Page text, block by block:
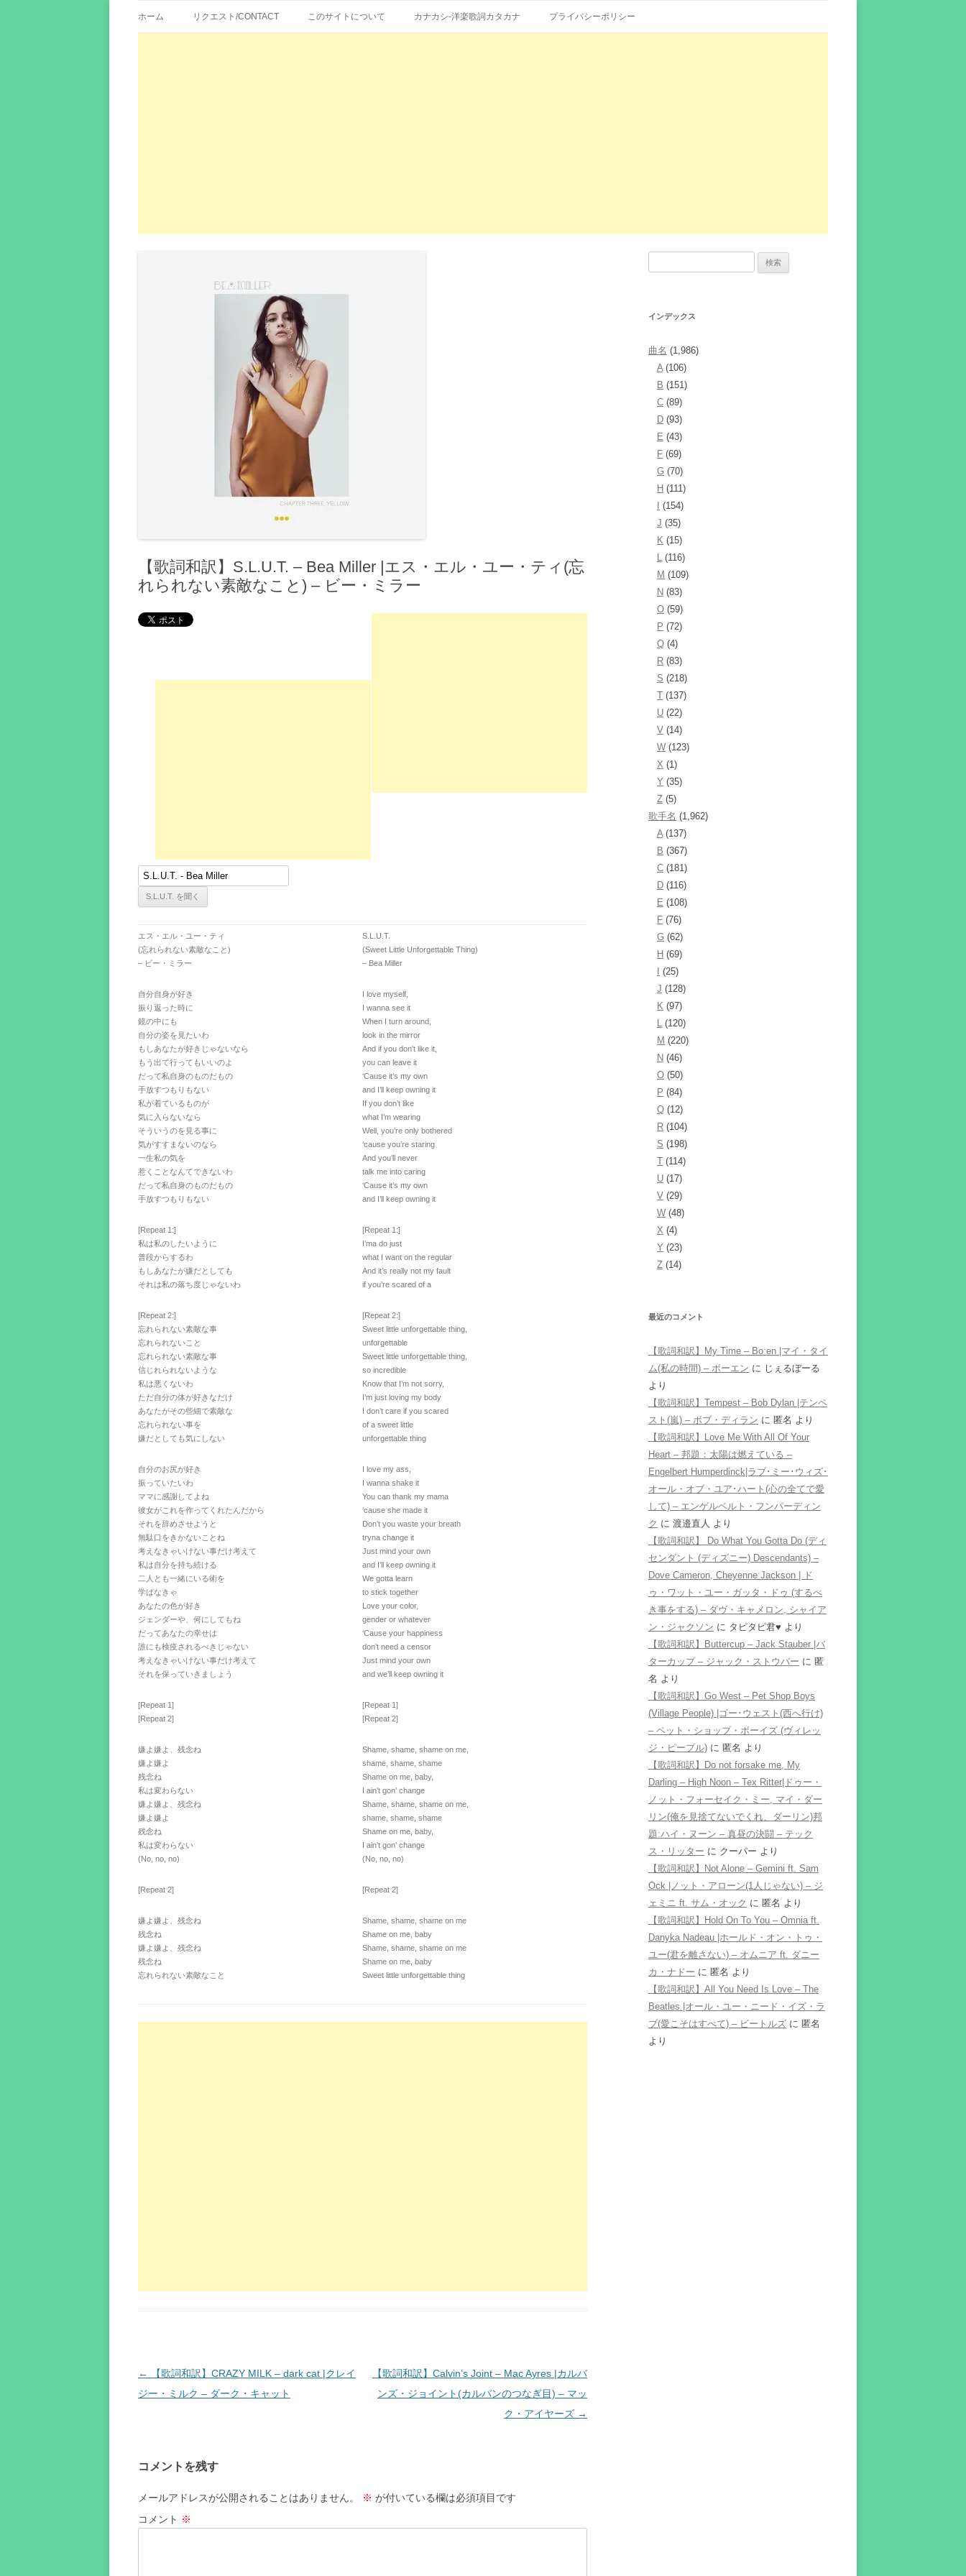
エイカシ | 洋楽歌詞の和訳、英語の意味、読み方
ン
ン
ホーム リクエスト/CONTACT このサイトについて カナカシ-洋楽歌詞カタカナ プライバシーポリシー
【歌詞和訳】S.L.U.T. – ​Bea Miller |エス・エル・ユー・ティ(忘
れられない素敵なこと) – ビー・ミラー
エス・エル・ユー・ティ
(忘れられない素敵なこと)
– ビー・ミラー
自分自身が好き
振り返った時に
鏡の中にも
自分の姿を見たいわ
もしあなたが好きじゃないなら
もう出て行ってもいいのよ
だって私自身のものだもの
手放すつもりもない
私が着ているものが
気に入らないなら
そういうのを見る事に
気がすすまないのなら
一生私の気を
惹くことなんてできないわ
だって私自身のものだもの
手放すつもりもない
[Repeat 1:]
私は私のしたいように
普段からするわ
もしあなたが嫌だとしても
それは私の落ち度じゃないわ
[Repeat 2:]
忘れられない素敵な事
忘れられないこと
忘れられない素敵な事
信じれられないような
私は悪くないわ
ただ自分の体が好きなだけ
あなたがその些細で素敵な
忘れられない事を
嫌だとしても気にしない
自分のお尻が好き
振っていたいわ
ママに感謝してよね
彼女がこれを作ってくれたんだから
それを辞めさせようと
無駄口をきかないことね
考えなきゃいけない事だけ考えて
私は自分を持ち続ける
二人とも一緒にいる術を
学ばなきゃ
あなたの色が好き
ジェンダーや、何にしてもね
だってあなたの幸せは
誰にも検疫されるべきじゃない
考えなきゃいけない事だけ考えて
それを保っていきましょう
[Repeat 1]
[Repeat 2]
嫌よ嫌よ、残念ね
嫌よ嫌よ
残念ね
私は変わらない
嫌よ嫌よ、残念ね
嫌よ嫌よ
残念ね
私は変わらない
(No, no, no)
[Repeat 2]
嫌よ嫌よ、残念ね
残念ね
嫌よ嫌よ、残念ね
残念ね
忘れられない素敵なこと
S.L.U.T.
(Sweet Little Unforgettable Thing)
– ​Bea Miller
I love myself,
I wanna see it
When I turn around,
look in the mirror
And if you don’t like it,
you can leave it
‘Cause it’s my own
and I’ll keep owning it
If you don’t like
what I’m wearing
Well, you’re only bothered
‘cause you’re staring
And you’ll never
talk me into caring
‘Cause it’s my own
and I’ll keep owning it
[Repeat 1:]
I’ma do just
what I want on the regular
And it’s really not my fault
if you’re scared of a
[Repeat 2:]
Sweet little unforgettable thing,
unforgettable
Sweet little unforgettable thing,
so incredible
Know that I’m not sorry,
I’m just loving my body
I don’t care if you scared
of a sweet little
unforgettable thing
I love my ass,
I wanna shake it
You can thank my mama
‘cause she made it
Don’t you waste your breath
tryna change it
Just mind your own
and I’ll keep owning it
We gotta learn
to stick together
Love your color,
gender or whatever
‘Cause your happiness
don’t need a censor
Just mind your own
and we’ll keep owning it
[Repeat 1]
[Repeat 2]
Shame, shame, shame on me,
shame, shame, shame
Shame on me, baby,
I ain’t gon’ change
Shame, shame, shame on me,
shame, shame, shame
Shame on me, baby,
I ain’t gon’ change
(No, no, no)
[Repeat 2]
Shame, shame, shame on me
Shame on me, baby
Shame, shame, shame on me
Shame on me, baby
Sweet little unforgettable thing
投
稿
ー
シ
ョ
←
【歌詞和訳】CRAZY MILK – ​dark cat |クレイ
ジー・ミルク – ダーク・キャット
【歌詞和訳】Calvin’s Joint – Mac Ayres |カルバ
ンズ・ジョイント(カルバンのつなぎ目) – マッ
ク・アイヤーズ →
コメントを残す
メールアドレスが公開されることはありません。 ※ が付いている欄は必須項目です
コメント ※
インデックス
曲名 (1,986)
A(106)
B (151)
C (89)
D (93)
E (43)
F (69)
G (70)
H (111)
(154)
J (35)
K (15)
L (116)
M (109)
N (83)
O (59)
P (72)
Q (4)
R (83)
S (218)
T (137)
U (22)
V (14)
W (123)
X (1)
Y (35)
Z (5)
歌手名 (1,962)
A(137)
B (367)
C (181)
D (116)
E (108)
F (76)
G (62)
H (69)
(25)
J (128)
K (97)
L (120)
M (220)
N (46)
O (50)
P (84)
Q (12)
R (104)
S (198)
T (114)
U (17)
V (29)
W (48)
X (4)
Y (23)
Z (14)
最近のコメント
【歌詞和訳】My Time – Bo en |マイ・タイ
ム(私の時間) – ボーエン に じぇるぼーる
より
【歌詞和訳】Tempest – Bob Dylan |テンペ
スト(嵐) – ボブ・ディラン に 匿名 より
【歌詞和訳】Love Me With All Of Your
Heart – 邦題：太陽は燃えている –
Engelbert Humperdinck|ラブ･ミー･ウィズ･
オール・オブ・ユア･ハート(心の全てで愛
して) – エンゲルベルト・フンパーディン
ク に 渡邉直人 より
【歌詞和訳】 Do What You Gotta Do (ディ
センダント (ディズニー) Descendants) –
Dove Cameron, Cheyenne Jackson | ド
ゥ・ワット・ユー・ガッタ・ドゥ (するべ
き事をする) – ダヴ・キャメロン, シャイア
ン・ジャクソン に タピタピ君♥️ より
【歌詞和訳】Buttercup – Jack Stauber |バ
ターカップ – ジャック・ストウバー に 匿
名 より
【歌詞和訳】Go West – Pet Shop Boys
(Village People) |ゴー･ウェスト(西へ行け)
– ペット・ショップ・ボーイズ (ヴィレッ
ジ・ピープル) に 匿名 より
【歌詞和訳】Do not forsake me, My
Darling – High Noon – Tex Ritter|ドゥー・
ノット・フォーセイク・ミー, マイ・ダー
リン(俺を見捨てないでくれ、ダーリン)邦
題:ハイ・ヌーン – 真昼の決闘 – テック
ス・リッター に クーパー より
【歌詞和訳】Not Alone – Gemini ft. Sam
Ock |ノット・アローン(1人じゃない) – ジ
ェミニ ft. サム・オック に 匿名 より
【歌詞和訳】Hold On To You – Omnia ft.
Danyka Nadeau |ホールド・オン・トゥ・
ユー(君を離さない) – オムニア ft. ダニー
カ・ナドー に 匿名 より
【歌詞和訳】All You Need Is Love – The
Beatles |オール・ユー・ニード・イズ・ラ
ブ(愛こそはすべて) – ビートルズ に 匿名
より